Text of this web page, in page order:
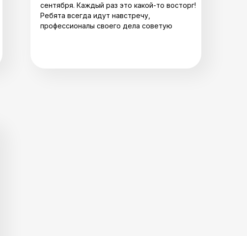
сентября. Каждый раз это какой-то восторг!
Ребята всегда идут навстречу,
профессионалы своего дела советую